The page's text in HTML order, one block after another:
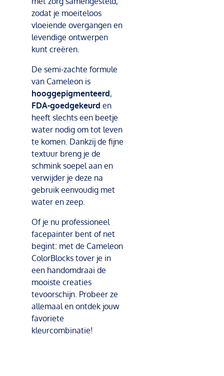
zodat je moeiteloos
vloeiende overgangen en
levendige ontwerpen
kunt creëren.
De semi-zachte formule
van Cameleon is
hooggepigmenteerd,
FDA-goedgekeurd en
heeft slechts een beetje
water nodig om tot leven
te komen. Dankzij de fijne
textuur breng je de
schmink soepel aan en
verwijder je deze na
gebruik eenvoudig met
water en zeep.
Of je nu professioneel
facepainter bent of net
begint: met de Cameleon
ColorBlocks tover je in
een handomdraai de
mooiste creaties
tevoorschijn. Probeer ze
allemaal en ontdek jouw
favoriete
kleurcombinatie!